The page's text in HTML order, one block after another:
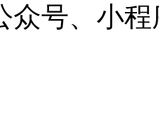
众号、小